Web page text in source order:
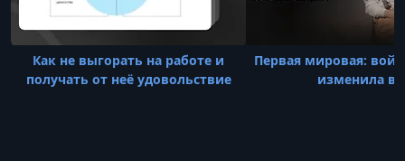
Как не выгорать на работе и
получать от неё удовольствие
Первая мировая:
изменила